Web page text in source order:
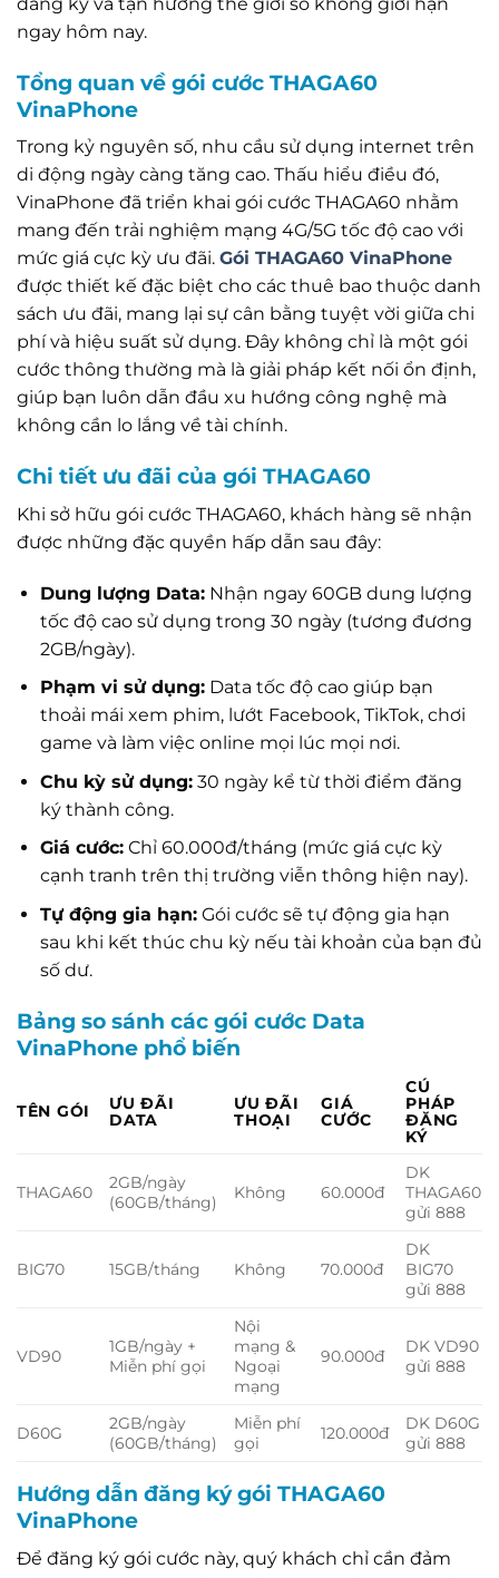
ngay hôm nay.
Tổng quan về gói cước THAGA60
VinaPhone
Trong kỷ nguyên số, nhu cầu sử dụng internet trên
di động ngày càng tăng cao. Thấu hiểu điều đó,
VinaPhone đã triển khai gói cước THAGA60 nhằm
mang đến trải nghiệm mạng 4G/5G tốc độ cao với
mức giá cực kỳ ưu đãi. Gói THAGA60 VinaPhone
được thiết kế đặc biệt cho các thuê bao thuộc danh
sách ưu đãi, mang lại sự cân bằng tuyệt vời giữa chi
phí và hiệu suất sử dụng. Đây không chỉ là một gói
cước thông thường mà là giải pháp kết nối ổn định,
giúp bạn luôn dẫn đầu xu hướng công nghệ mà
không cần lo lắng về tài chính.
Chi tiết ưu đãi của gói THAGA60
Khi sở hữu gói cước THAGA60, khách hàng sẽ nhận
được những đặc quyền hấp dẫn sau đây:
Dung lượng Data:Nhận ngay 60GB dung lượng
tốc độ cao sử dụng trong 30 ngày (tương đương
2GB/ngày).
Phạm vi sử dụng:Data tốc độ cao giúp bạn
thoải mái xem phim, lướt Facebook, TikTok, chơi
game và làm việc online mọi lúc mọi nơi.
Chu kỳ sử dụng:30 ngày kể từ thời điểm đăng
ký thành công.
Giá cước:Chỉ 60.000đ/tháng (mức giá cực kỳ
cạnh tranh trên thị trường viễn thông hiện nay).
Tự động gia hạn:Gói cước sẽ tự động gia hạn
sau khi kết thúc chu kỳ nếu tài khoản của bạn đủ
số dư.
Bảng so sánh các gói cước Data
VinaPhone phổ biến
TÊN GÓI
ƯU ĐÃI
DATA
ƯU ĐÃI
THOẠI
GIÁ
CƯỚC
CÚ
PHÁP
ĐĂNG
KÝ
THAGA60
2GB/ngày
(60GB/tháng)
Không 60.000đ
DK
THAGA60
gửi 888
BIG70 15GB/tháng Không 70.000đ
DK
BIG70
gửi 888
VD90
1GB/ngày +
Miễn phí gọi
Nội
mạng &
Ngoại
mạng
90.000đ
DK VD90
gửi 888
D60G
2GB/ngày
(60GB/tháng)
Miễn phí
gọi
120.000đ
DK D60G
gửi 888
Hướng dẫn đăng ký gói THAGA60
VinaPhone
Để đăng ký gói cước này, quý khách chỉ cần đảm